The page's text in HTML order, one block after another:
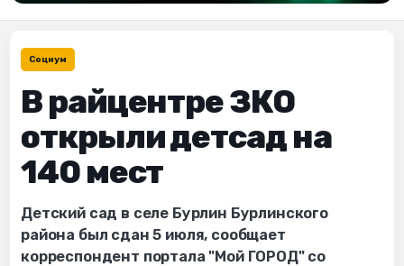
Социум
В райцентре ЗКО
открыли детсад на
140 мест
Детский сад в селе Бурлин Бурлинского
района был сдан 5 июля, сообщает
корреспондент портала "Мой ГОРОД" со